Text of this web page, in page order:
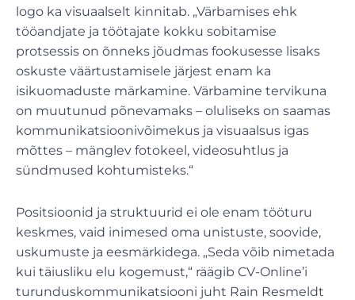
logo ka visuaalselt kinnitab. „Värbamises ehk
tööandjate ja töötajate kokku sobitamise
protsessis on õnneks jõudmas fookusesse lisaks
oskuste väärtustamisele järjest enam ka
isikuomaduste märkamine. Värbamine tervikuna
on muutunud põnevamaks – oluliseks on saamas
kommunikatsioonivõimekus ja visuaalsus igas
mõttes – mänglev fotokeel, videosuhtlus ja
sündmused kohtumisteks.“
Positsioonid ja struktuurid ei ole enam tööturu
keskmes, vaid inimesed oma unistuste, soovide,
uskumuste ja eesmärkidega. „Seda võib nimetada
kui täiusliku elu kogemust,“ räägib CV-Online’i
turunduskommunikatsiooni juht Rain Resmeldt